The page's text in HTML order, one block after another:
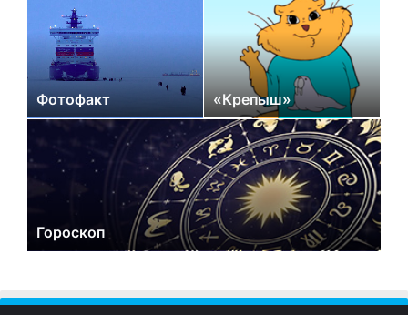
Фотофакт «Крепыш»
Гороскоп